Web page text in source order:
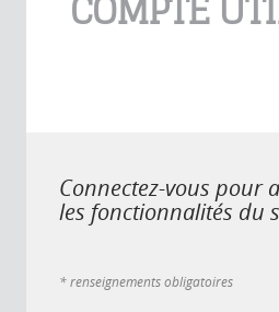
COMPTE
Connectez-vous pour
les fonctionnalités du
* renseignements obligatoires